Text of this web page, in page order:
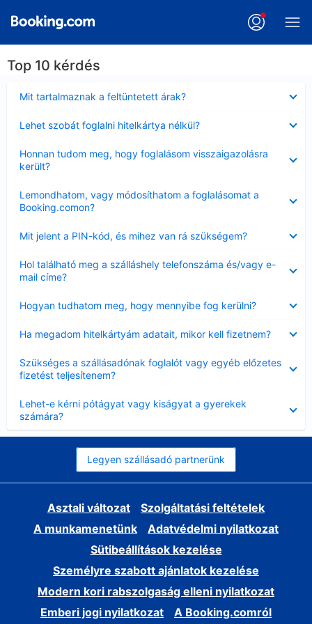
Top 10 kérdés
Mit tartalmaznak a feltüntetett árak?
Lehet szobát foglalni hitelkártya nélkül?
Honnan tudom meg, hogy foglalásom visszaigazolásra
került?
Lemondhatom, vagy módosíthatom a foglalásomat a
Booking.comon?
Mit jelent a PIN-kód, és mihez van rá szükségem?
Hol található meg a szálláshely telefonszáma és/vagy e-
mail címe?
Hogyan tudhatom meg, hogy mennyibe fog kerülni?
Ha megadom hitelkártyám adatait, mikor kell fizetnem?
Szükséges a szállásadónak foglalót vagy egyéb előzetes
fizetést teljesítenem?
Lehet-e kérni pótágyat vagy kiságyat a gyerekek
számára?
Legyen szállásadó partnerünk
Asztali változat
Szolgáltatási feltételek
A munkamenetünk
Adatvédelmi nyilatkozat
Sütibeállítások kezelése
Személyre szabott ajánlatok kezelése
Modern kori rabszolgaság elleni nyilatkozat
Emberi jogi nyilatkozat
A Booking.comról